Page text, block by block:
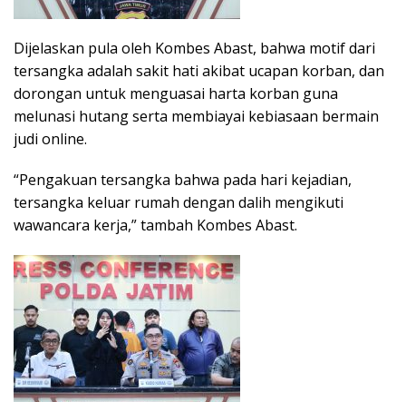
Dijelaskan pula oleh Kombes Abast, bahwa motif dari
tersangka adalah sakit hati akibat ucapan korban, dan
dorongan untuk menguasai harta korban guna
melunasi hutang serta membiayai kebiasaan bermain
judi online.
“Pengakuan tersangka bahwa pada hari kejadian,
tersangka keluar rumah dengan dalih mengikuti
wawancara kerja,” tambah Kombes Abast.